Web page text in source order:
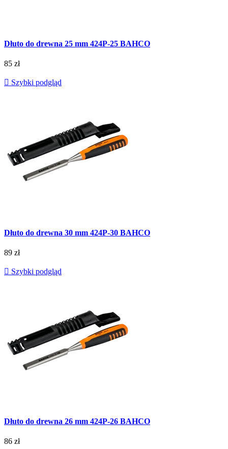
Dłuto do drewna 25 mm 424P-25 BAHCO
85 zł
 Szybki podgląd
Dłuto do drewna 30 mm 424P-30 BAHCO
89 zł
 Szybki podgląd
Dłuto do drewna 26 mm 424P-26 BAHCO
86 zł